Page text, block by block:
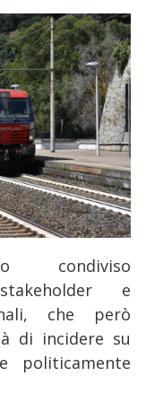
condiviso
e
che però
di incidere su
politicamente